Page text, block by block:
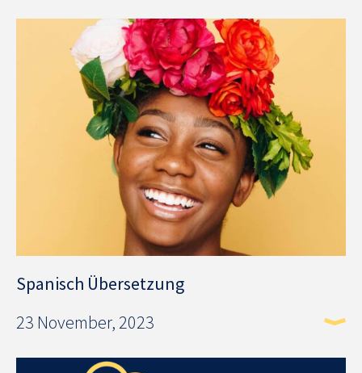
Spanisch Übersetzung
23 November, 2023